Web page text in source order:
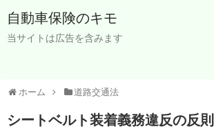
自動車保険のキモ
当サイトは広告を含みます
ホーム 道路交通法
シートベルト装着義務違反の反